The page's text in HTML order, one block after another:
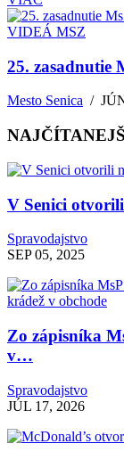
VIDEÁ MSZ
25. zasadnutie
Mesto Senica /
V Senici
Spravodajstvo
SEP 05, 2025
Zo zápisníka
v…
Spravodajstvo
JÚL 17, 2026